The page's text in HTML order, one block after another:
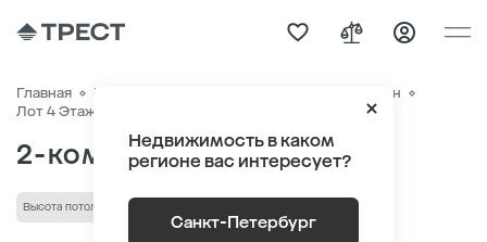
Недвижимость в каком
регионе вас интересует?
Санкт-Петербург
Главная Квартиры
Генплан
Лот 4 Этаж 9
2-комнатная 52.23 м2
Высота потолка 2.75 м